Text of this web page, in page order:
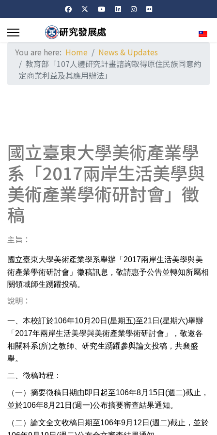
You are here: Home
News & Updates
教育部「107人體研究計畫諮詢取得原住民族同意約
定商業利益及其應用辦法」
國立臺東大學美術產業學
系「2017兩岸生活美學與
美術產業學術研討會」徵
稿
主旨：
國立臺東大學美術產業學系舉辦「2017兩岸生活美學與美
術產業學術研討會」徵稿訊息，敬請惠予公告並轉知所屬相
關領域師生踴躍投稿。
說明：
一、本校訂於106年10月 20日(星期五)至21日(星期六)舉辦
「2017年兩岸生活美學與美術產業學術研討會 」，敬邀各
相關科系(所)之教師、研究生踴躍參與論文投稿，共襄盛
舉。
二、徵稿時程：
（一）摘要徵稿日期由即日起至106年8月 15日(週二)截止，
並於106年8月 21日(週一)公布摘要審查結果通知。
（二）論文全文收稿日期至106年9月 12日(週二)截止，並於